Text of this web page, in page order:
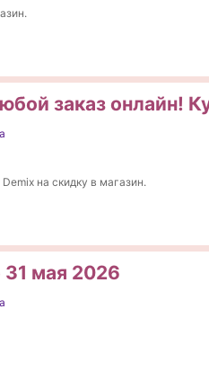
заказ онлайн!
на скидку в магазин.
мая 2026